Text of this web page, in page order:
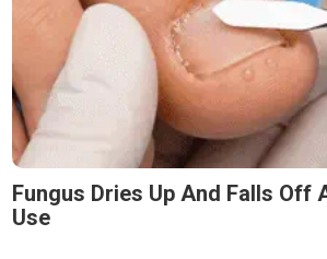
Fungus Dries Up And Falls Off
Use